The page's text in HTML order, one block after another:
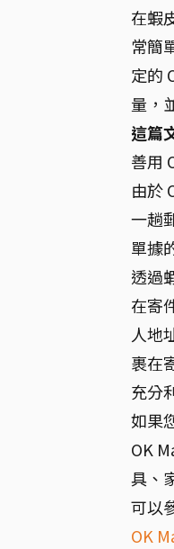
在蝦
常簡
定的
量，
這篇
善用
由於
一趟
單據
透過
在寄
人地
裹在
充分
如果
OK
具、
可以
OK